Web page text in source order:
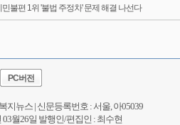
불편 1위 '불법 주정차' 문제 해결 나선다
PC버전
지뉴스 | 신문등록번호 : 서울, 아05039
03월26일 발행인/편집인 : 최수현